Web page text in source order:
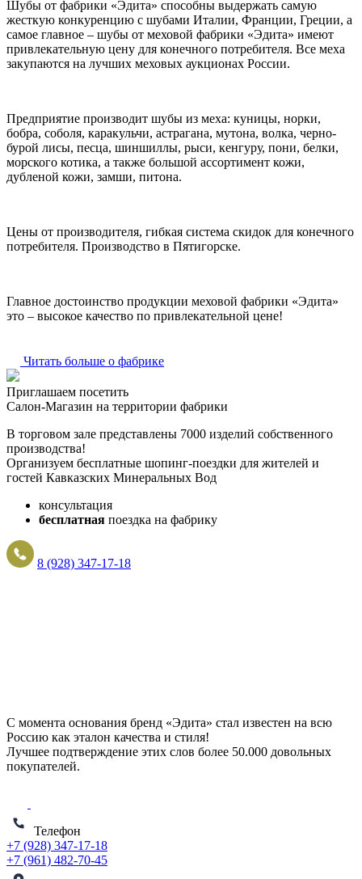
Шубы от фабрики «Эдита» способны выдержать самую
жесткую конкуренцию с шубами Италии, Франции, Греции, а
самое главное – шубы от меховой фабрики «Эдита» имеют
привлекательную цену для конечного потребителя. Все меха
закупаются на лучших меховых аукционах России.
Предприятие производит шубы из меха: куницы, норки,
бобра, соболя, каракульчи, астрагана, мутона, волка, черно-
бурой лисы, песца, шиншиллы, рыси, кенгуру, пони, белки,
морского котика, а также большой ассортимент кожи,
дубленой кожи, замши, питона.
Цены от производителя, гибкая система скидок для конечного
потребителя. Производство в Пятигорске.
Главное достоинство продукции меховой фабрики «Эдита»
это – высокое качество по привлекательной цене!
Читать больше о фабрике
Приглашаем посетить
Салон-Магазин на территории фабрики
В торговом зале представлены 7000 изделий собственного
производства!
Организуем бесплатные шопинг-поездки для жителей и
гостей Кавказских Минеральных Вод
консультация
бесплатная поездка на фабрику
8 (928) 347-17-18
С момента основания бренд «Эдита» стал известен на всю
Россию как эталон качества и стиля!
Лучшее подтверждение этих слов более 50.000 довольных
покупателей.
Телефон
+7 (928) 347-17-18
+7 (961) 482-70-45